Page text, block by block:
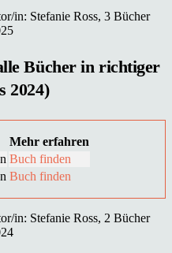
in: Stefanie Ross, 3 Bücher
Bücher in richtiger
2024)
Mehr erfahren
Buch finden
Buch finden
in: Stefanie Ross, 2 Bücher